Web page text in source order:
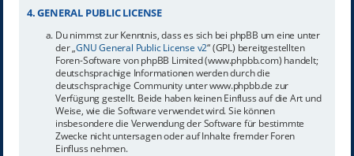
4. GENERAL PUBLIC LICENSE
Du nimmst zur Kenntnis, dass es sich bei phpBB um eine unter
der „GNU General Public License v2“ (GPL) bereitgestellten
Foren-Software von phpBB Limited (www.phpbb.com) handelt;
deutschsprachige Informationen werden durch die
deutschsprachige Community unter www.phpbb.de zur
Verfügung gestellt. Beide haben keinen Einfluss auf die Art und
Weise, wie die Software verwendet wird. Sie können
insbesondere die Verwendung der Software für bestimmte
Zwecke nicht untersagen oder auf Inhalte fremder Foren
Einfluss nehmen.